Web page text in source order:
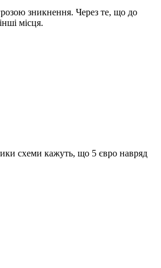
зникнення. Через те, що до
місця.
схеми кажуть, що 5 євро навряд